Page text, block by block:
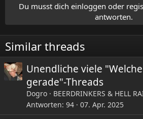
o
n
e
n
:
Du musst dich einloggen oder
antworten.
Similar threads
Unendliche viele
gerade"-Threads
Dogro
BEERDRINKERS & HELL
Antworten 94 07. Apr. 2025